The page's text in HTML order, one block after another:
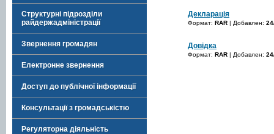
Структурні підрозділи
райдержадміністрації
Звернення громадян
Електронне звернення
Доступ до публічної інформації
Консультації з громадськістю
Регуляторна діяльність
Декларація
Формат: RAR | Добавлен:
Довідка
Формат: RAR | Добавлен: